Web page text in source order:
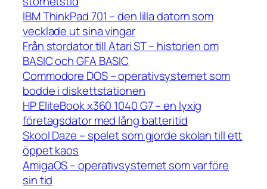
IBM ThinkPad 701 – den lilla datorn som
vecklade ut sina vingar
Från stordator till Atari ST – historien om
BASIC och GFA BASIC
Commodore DOS – operativsystemet som
bodde i diskettstationen
HP EliteBook x360 1040 G7 – en lyxig
företagsdator med lång batteritid
Skool Daze – spelet som gjorde skolan till ett
öppet kaos
AmigaOS – operativsystemet som var före
sin tid